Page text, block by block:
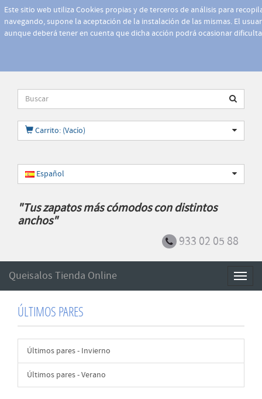
Este sitio web utiliza Cookies propias y de terceros de análisis para
navegando, supone la aceptación de la instalación de las mismas. El
aunque deberá tener en cuenta que dicha acción podrá ocasionar
Carrito: (Vacío)
Español
"Tus zapatos más cómodos con distintos
anchos"
933 02 05 88
Queisalos Tienda Online
ÚLTIMOS PARES
Últimos pares - Invierno
Últimos pares - Verano